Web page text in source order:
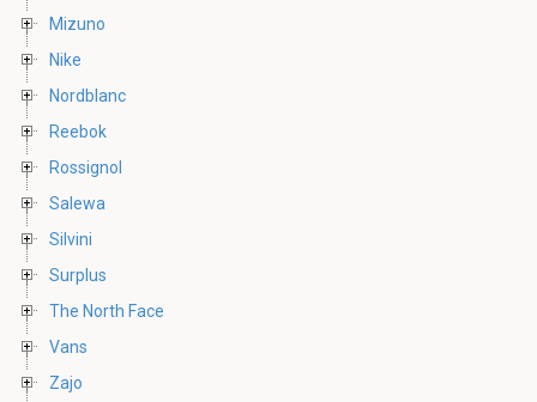
Mizuno
Nike
Nordblanc
Reebok
Rossignol
Salewa
Silvini
Surplus
The North Face
Vans
Zajo